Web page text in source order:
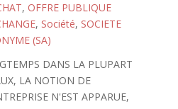
, OFFRE PUBLIQUE
, Société, SOCIETE
(SA)
DANS LA PLUPART
LA NOTION DE
N'EST APPARUE,